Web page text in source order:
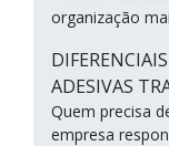
organização
ADESIVAS
Quem precisa
empresa